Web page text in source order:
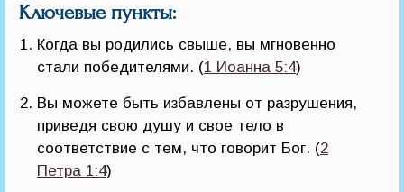
Ключевые пункты:
Когда вы родились свыше, вы мгновенно
стали победителями. (1 Иоанна 5:4)
Вы можете быть избавлены от разрушения,
приведя свою душу и свое тело в
соответствие с тем, что говорит Бог. (2
Петра 1:4)